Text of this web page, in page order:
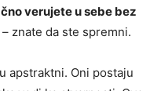
verujete u sebe bez
znate da ste spremni.
apstraktni. Oni postaju